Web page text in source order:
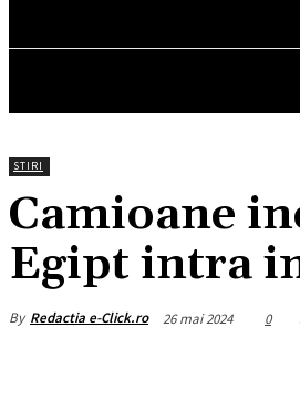
STIRI
Camioane
Egipt intra
By Redactia e-Click.ro 26 mai 2024 0